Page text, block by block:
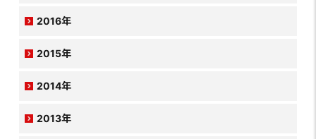
2016年
2015年
2014年
2013年